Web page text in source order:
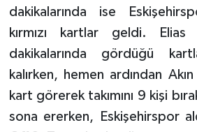
dakikalarında ise
kırmızı kartlar geldi.
dakikalarında gördüğü
kalırken, hemen ardından Akın
kart görerek takımını 9 kişi
sona ererken, Eskişehirspor